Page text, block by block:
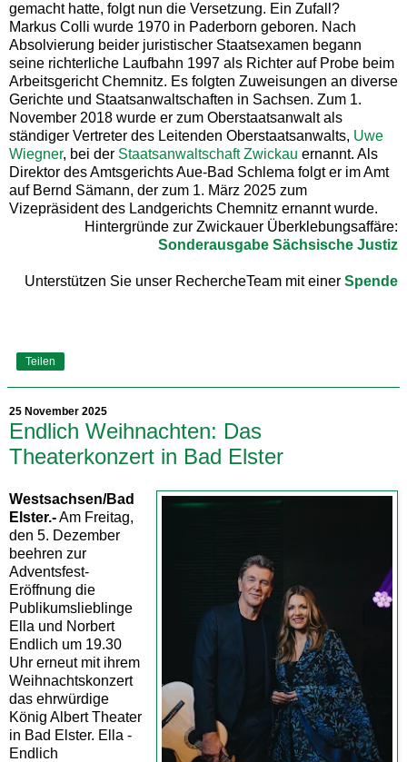
gemacht hatte, folgt nun die Versetzung. Ein Zufall?
Markus Colli wurde 1970 in Paderborn geboren. Nach
Absolvierung beider juristischer Staatsexamen begann
seine richterliche Laufbahn 1997 als Richter auf Probe beim
Arbeitsgericht Chemnitz. Es folgten Zuweisungen an diverse
Gerichte und Staatsanwaltschaften in Sachsen. Zum 1.
November 2018 wurde er zum Oberstaatsanwalt als
ständiger Vertreter des Leitenden Oberstaatsanwalts, Uwe
Wiegner, bei der Staatsanwaltschaft Zwickau ernannt. Als
Direktor des Amtsgerichts Aue-Bad Schlema folgt er im Amt
auf Bernd Sämann, der zum 1. März 2025 zum
Vizepräsident des Landgerichts Chemnitz ernannt wurde.
Hintergründe zur Zwickauer Überklebungsaffäre:
Sonderausgabe Sächsische Justiz
Unterstützen Sie unser RechercheTeam mit einer Spende
Teilen
25 November 2025
Endlich Weihnachten: Das
Theaterkonzert in Bad Elster
Westsachsen/Bad
Elster.-Am Freitag,
den 5. Dezember
beehren zur
Adventsfest-
Eröffnung die
Publikumslieblinge
Ella und Norbert
Endlich um 19.30
Uhr erneut mit ihrem
Weihnachtskonzert
das ehrwürdige
König Albert Theater
in Bad Elster. Ella -
Endlich